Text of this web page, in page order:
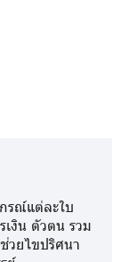
รณ์แต่ละใบ
เงิน ตัวตน รวม
วยไขปริศนา